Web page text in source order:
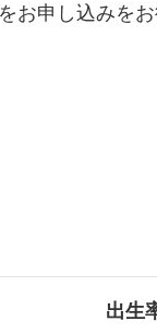
お申し込みを
出生